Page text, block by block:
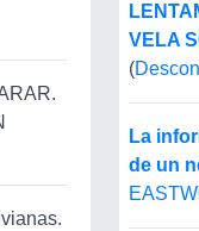
VELA
(
La
de un